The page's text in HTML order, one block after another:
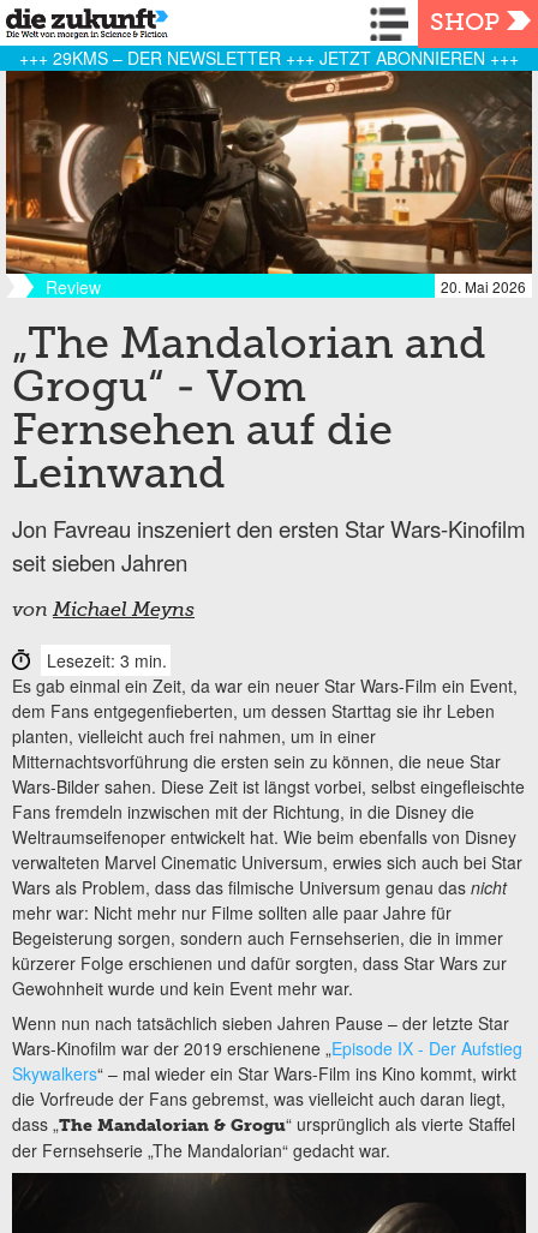
Navigation
SHOP
+++ 29KMS – DER NEWSLETTER +++ JETZT ABONNIEREN +++
Review 20. Mai 2026
„The Mandalorian and
Grogu“ - Vom
Fernsehen auf die
Leinwand
Jon Favreau inszeniert den ersten Star Wars-Kinofilm
seit sieben Jahren
vonMichael Meyns
Lesezeit: 3 min.
Es gab einmal ein Zeit, da war ein neuer Star Wars-Film ein Event,
dem Fans entgegenfieberten, um dessen Starttag sie ihr Leben
planten, vielleicht auch frei nahmen, um in einer
Mitternachtsvorführung die ersten sein zu können, die neue Star
Wars-Bilder sahen. Diese Zeit ist längst vorbei, selbst eingefleischte
Fans fremdeln inzwischen mit der Richtung, in die Disney die
Weltraumseifenoper entwickelt hat. Wie beim ebenfalls von Disney
verwalteten Marvel Cinematic Universum, erwies sich auch bei Star
Wars als Problem, dass das filmische Universum genau das nicht
mehr war: Nicht mehr nur Filme sollten alle paar Jahre für
Begeisterung sorgen, sondern auch Fernsehserien, die in immer
kürzerer Folge erschienen und dafür sorgten, dass Star Wars zur
Gewohnheit wurde und kein Event mehr war.
Wenn nun nach tatsächlich sieben Jahren Pause – der letzte Star
Wars-Kinofilm war der 2019 erschienene „Episode IX - Der Aufstieg
Skywalkers“ – mal wieder ein Star Wars-Film ins Kino kommt, wirkt
die Vorfreude der Fans gebremst, was vielleicht auch daran liegt,
dass „The Mandalorian & Grogu“ ursprünglich als vierte Staffel
der Fernsehserie „The Mandalorian“ gedacht war.